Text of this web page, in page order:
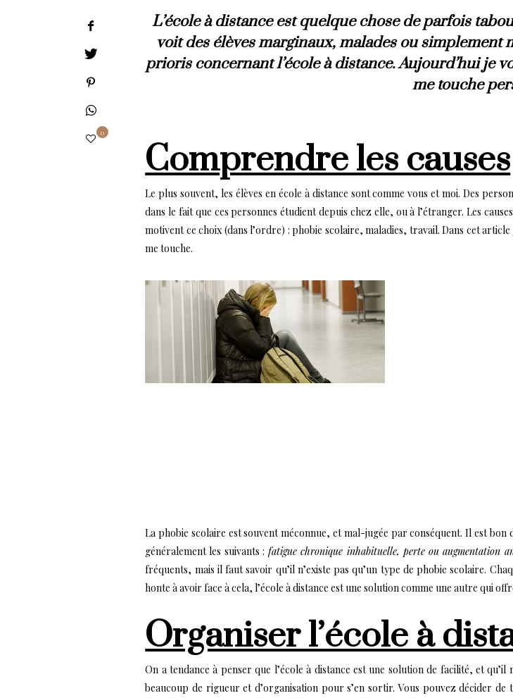
0
L’école à distance est quelque chose de parfois
voit des élèves marginaux, malades ou simplement
prioris concernant l’école à distance. Aujourd’hui je
me touche
Comprendre les causes
Le plus souvent, les élèves en école à distance sont comme vous et moi. Des
dans le fait que ces personnes étudient depuis chez elle, ou à l’étranger. Les
motivent ce choix (dans l’ordre) : phobie scolaire, maladies, travail. Dans cet
me touche.
La phobie scolaire est souvent méconnue, et mal-jugée par conséquent. Il est
généralement les suivants : fatigue chronique inhabituelle, perte ou augmentation
fréquents, mais il faut savoir qu’il n’existe pas qu’un type de phobie scolaire.
honte à avoir face à cela, l’école à distance est une solution comme une autre qui
Organiser l’école à
On a tendance à penser que l’école à distance est une solution de facilité, et
beaucoup de rigueur et d’organisation pour s’en sortir. Vous pouvez décider